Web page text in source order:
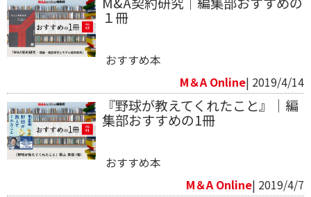
１冊
おすすめ本
M＆A Online| 2019/4/14
『野球が教えてくれたこと』｜編
集部おすすめの1冊
おすすめ本
M＆A Online| 2019/4/7